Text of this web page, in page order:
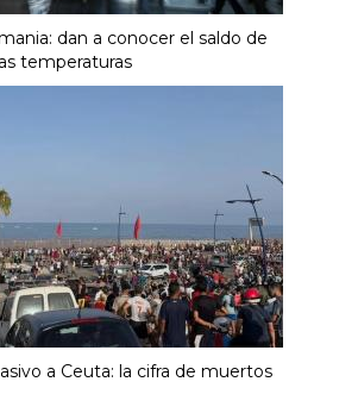
dan a conocer el saldo de
temperaturas
a Ceuta: la cifra de muertos